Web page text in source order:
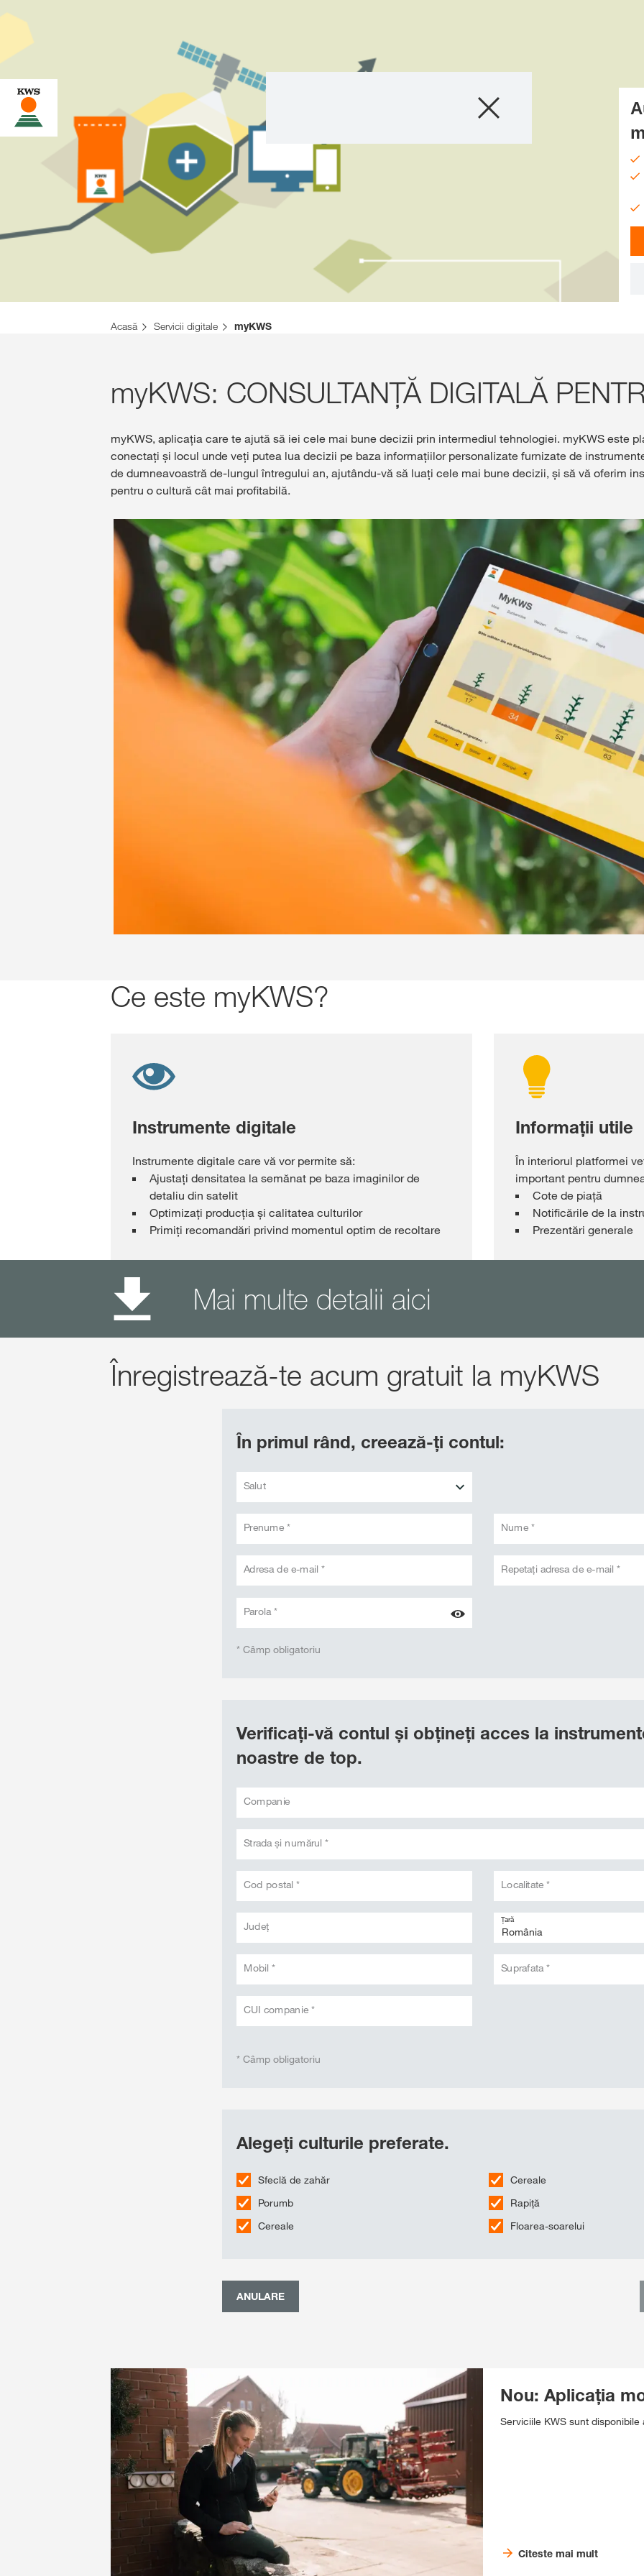
Povești și
Servicii digitale
Conținut
Subiecte
Grupului
kws.com/
Acasă Servicii digitale myKWS
myKWS: CONSULTANȚĂ DIGITALĂ
myKWS, aplicaţia care te ajută să iei cele mai bune decizii prin intermediul tehnologiei. myKWS este
conectaţi şi locul unde veți putea lua decizii pe baza informațiilor personalizate furnizate de
de dumneavoastră de-lungul întregului an, ajutându-vă să luați cele mai bune decizii, și să vă oferim
pentru o cultură cât mai profitabilă.
Ce este myKWS?
Instrumente digitale
Instrumente digitale care vă vor permite să:
Ajustaţi densitatea la semănat pe baza imaginilor de
detaliu din satelit
Optimizați producția și calitatea culturilor
Primiţi recomandări privind momentul optim de recoltare
Informații utile
În interiorul platformei
important pentru
Cote de piață
Notificările de la
Prezentări generale
Mai multe detalii aici
Înregistrează-te acum gratuit la myKWS
În primul rând, creează-ți contul:
Salut
Prenume * Nume *
Adresa de e-mail * Repetați adresa de e-mail *
Parola *
* Câmp obligatoriu
Verificați-vă contul și obțineți acces la
noastre de top.
Companie
Strada și numărul *
Cod postal * Localitate *
Judeţ
Țară
Mobil * Suprafata *
CUI companie *
* Câmp obligatoriu
Alegeți culturile preferate.
Sfeclă de zahăr
Porumb
Cereale
Cereale
Rapiță
Floarea-soarelui
ANULARE
Nou: Aplicația
Serviciile KWS sunt
Citeste mai mult